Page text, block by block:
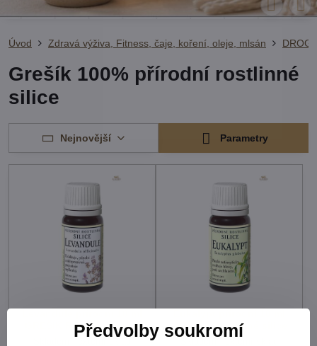
Úvod Zdravá výživa, Fitness, čaje, koření, oleje, mlsán
Grešík 100% přírodní rostlinné
silice
Nejnovější Parametry
GREŠÍK Rostlinné silice
GREŠÍK Rostlinné silice
Předvolby soukromí